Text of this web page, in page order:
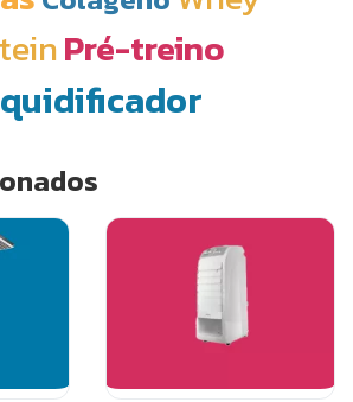
Pré-treino